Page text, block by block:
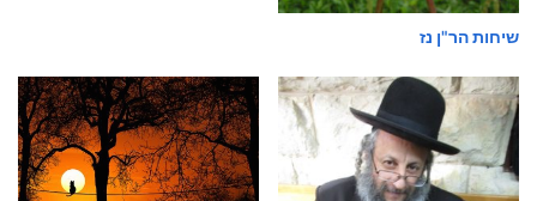
שיחות הר"ן נז